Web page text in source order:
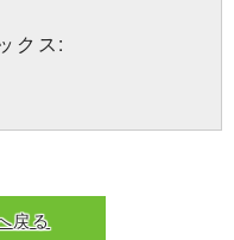
クス:
戻る